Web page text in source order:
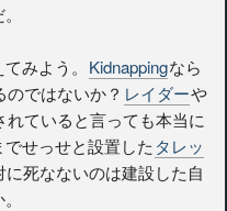
みよう。 Kidnappingなら
のではないか？ レイダーや
れていると言っても本当に
せっせと設置した タレッ
死なないのは建設した自